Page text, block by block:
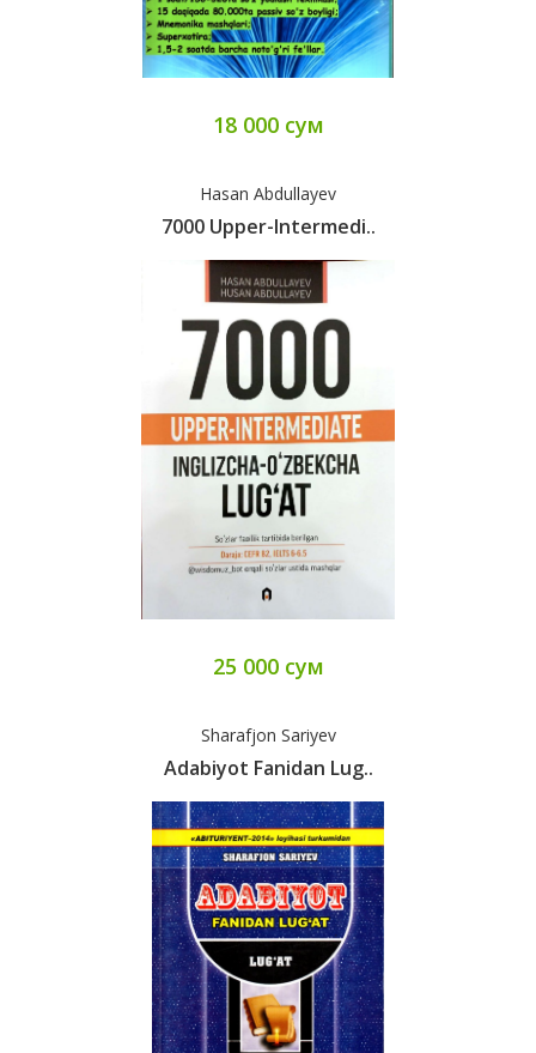
18 000 сум
Hasan Abdullayev
7000 Upper-Intermedi..
25 000 сум
Sharafjon Sariyev
Adabiyot Fanidan Lug..